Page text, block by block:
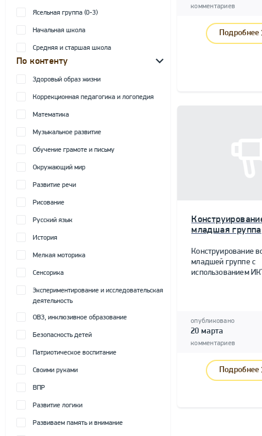
Ясельная группа (0-3)
Начальная школа
Средняя и старшая школа
По контенту
Здоровый образ жизни
Коррекционная педагогика и логопедия
Математика
Музыкальное развитие
Обучение грамоте и письму
Окружающий мир
Развитие речи
Рисование
Русский язык
История
Мелкая моторика
Сенсорика
Экспериментирование и исследовательская
деятельность
ОВЗ, инклюзивное образование
Безопасность детей
Патриотическое воспитание
Своими руками
ВПР
Развитие логики
Развиваем память и внимание
комментариев
Подробнее
младшая группа
Конструирование
младшей группе с
использованием
опубликовано
20 марта
комментариев
Подробнее